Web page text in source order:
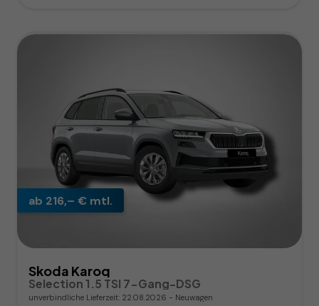
ab 216,– € mtl.
Skoda Karoq
Selection 1.5 TSI 7-Gang-DSG
unverbindliche Lieferzeit: 22.08.2026 Neuwagen